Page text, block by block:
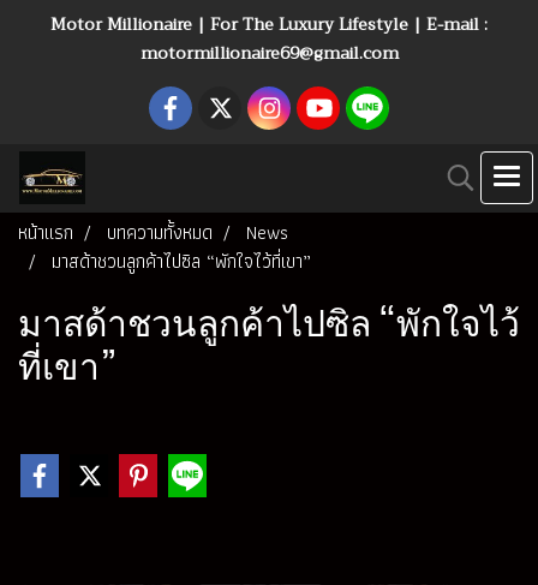
Motor Millionaire | For The Luxury Lifestyle | E-mail :
motormillionaire69@gmail.com
หน้าแรก บทความทั้งหมด
News
มาสด้าชวนลูกค้าไปซิล “พักใจไว้ที่เขา”
มาสด้าชวนลูกค้าไปซิล “พักใจไว้
ที่เขา”